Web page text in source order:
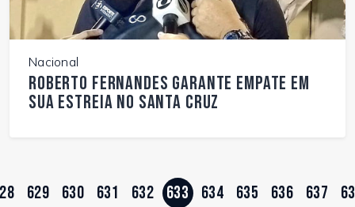
Nacional
Roberto Fernandes garante empate em
sua estreia no Santa Cruz
629 630 631 632 633 634 635 636 637